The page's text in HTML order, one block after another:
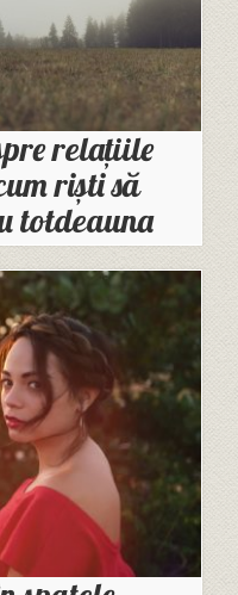
relațiile
riști să
totdeauna